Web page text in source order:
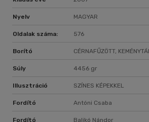
Nyelv MAGYAR
Oldalak száma: 576
Borító CÉRNAFŰZÖTT,
Súly 4456 gr
Illusztráció SZÍNES KÉPEKKEL
Fordító Antóni Csaba
Fordító Balikó Nándor